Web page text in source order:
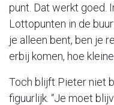
punt. Dat werkt goed.
Lottopunten in de
je alleen bent, ben je
erbij komen, hoe
Toch blijft Pieter niet
figuurlijk. “Je moet